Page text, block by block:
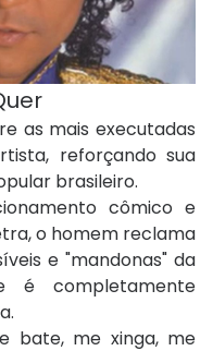
as mais executadas
reforçando sua
brasileiro.
cômico e
o homem reclama
e "mandonas" da
é completamente
bate, me xinga, me